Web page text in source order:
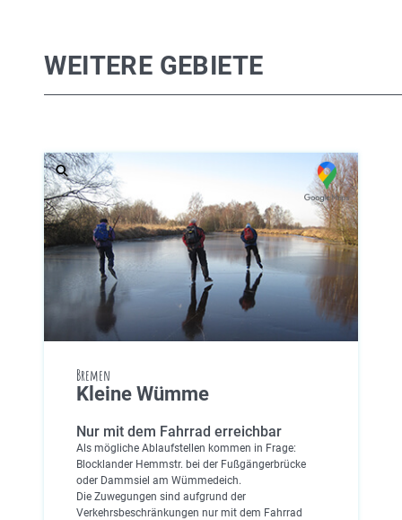
WEITERE GEBIETE
Bremen
Kleine Wümme
Nur mit dem Fahrrad erreichbar
Als mögliche Ablaufstellen kommen in Frage:
Blocklander Hemmstr. bei der Fußgängerbrücke
oder Dammsiel am Wümmedeich.
Die Zuwegungen sind aufgrund der
Verkehrsbeschränkungen nur mit dem Fahrrad